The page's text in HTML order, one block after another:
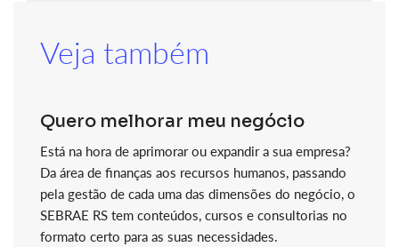
Veja também
Quero melhorar meu negócio
Está na hora de aprimorar ou expandir a sua empresa?
Da área de finanças aos recursos humanos, passando
pela gestão de cada uma das dimensões do negócio, o
SEBRAE RS tem conteúdos, cursos e consultorias no
formato certo para as suas necessidades.